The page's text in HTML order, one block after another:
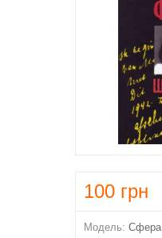
100 грн
Модель: Сфера